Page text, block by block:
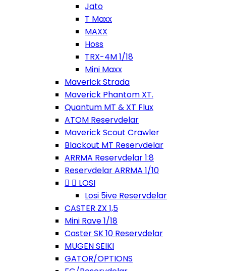
Jato
T Maxx
MAXX
Hoss
TRX-4M 1/18
Mini Maxx
Maverick Strada
Maverick Phantom XT.
Quantum MT & XT Flux
ATOM Reservdelar
Maverick Scout Crawler
Blackout MT Reservdelar
ARRMA Reservdelar 1:8
Reservdelar ARRMA 1/10
  LOSI
Losi 5ive Reservdelar
CASTER ZX 1,5
Mini Rave 1/18
Caster SK 10 Reservdelar
MUGEN SEIKI
GATOR/OPTIONS